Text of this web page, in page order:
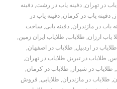
یاب در تهران,دفینه یاب در رشت,دفینه
,دفینه یاب در کرمان,دفینه یاب در
یاب در مازندران,دفینه یابی, ساخت
یاب ارزان, طلایاب, طلایاب ایران زمین,
طلایاب در اردبیل, طلایاب در اصفهان,
, طلایاب در تبریز , طلایاب در تهران,
, طلایاب در شیراز , طلایاب در کرمان,
, طلایاب در مازندران, طلایابی, فروش